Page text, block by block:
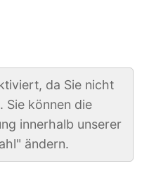
da Sie nicht
Sie können die
innerhalb unserer
ändern.